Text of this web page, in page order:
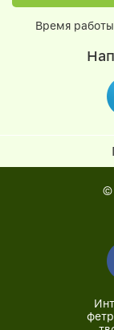
Время
©